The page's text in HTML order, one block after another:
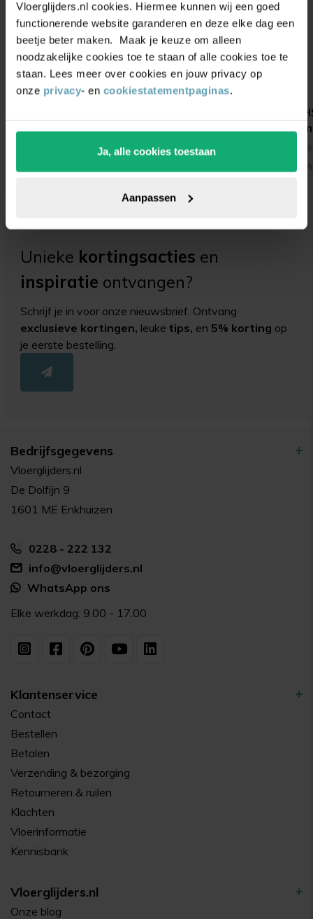
Vloerglijders.nl cookies. Hiermee kunnen wij een goed
functionerende website garanderen en deze elke dag een
beetje beter maken. Maak je keuze om alleen
noodzakelijke cookies toe te staan of alle cookies toe te
staan. Lees meer over cookies en jouw privacy op
onze privacy- en cookiestatementpaginas.
Ja, alle cookies toestaan
Aanpassen
Unieke kortingsacties en
inspiratie ontvangen?
Schrijf je in voor onze nieuwsbrief. Ontvang
exclusieve kortingen, leuketips, en 5% korting op
je eerste bestelling.
Bedrijfsgegevens
Vloerglijders.nl
De Dolfijn 9
1601 ME Enkhuizen
0228 - 222 132
info@vloerglijders.nl
WhatsApp ons
Elke werkdag: 9.00 - 17.00
Klantenservice
Contact
Bestellen
Betalen
Verzending & bezorging
Retourneren & ruilen
Klachten
Vloerinformatie
Kennisbank
Vloerglijders.nl
Onze blog